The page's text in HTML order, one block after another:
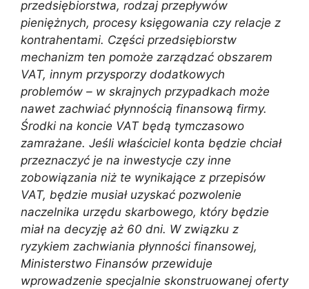
przedsiębiorstwa, rodzaj przepływów
pieniężnych, procesy księgowania czy relacje z
kontrahentami. Części przedsiębiorstw
mechanizm ten pomoże zarządzać obszarem
VAT, innym przysporzy dodatkowych
problemów – w skrajnych przypadkach może
nawet zachwiać płynnością finansową firmy.
Środki na koncie VAT będą tymczasowo
zamrażane. Jeśli właściciel konta będzie chciał
przeznaczyć je na inwestycje czy inne
zobowiązania niż te wynikające z przepisów
VAT, będzie musiał uzyskać pozwolenie
naczelnika urzędu skarbowego, który będzie
miał na decyzję aż 60 dni. W związku z
ryzykiem zachwiania płynności finansowej,
Ministerstwo Finansów przewiduje
wprowadzenie specjalnie skonstruowanej oferty